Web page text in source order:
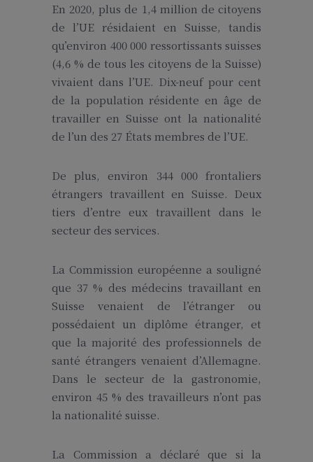
En 2020, plus de 1,4 million de citoyens
de l’UE résidaient en Suisse, tandis
qu’environ 400 000 ressortissants suisses
(4,6 % de tous les citoyens de la Suisse)
vivaient dans l’UE. Dix-neuf pour cent
de la population résidente en âge de
travailler en Suisse ont la nationalité
de l’un des 27 États membres de l’UE.
De plus, environ 344 000 frontaliers
étrangers travaillent en Suisse. Deux
tiers d’entre eux travaillent dans le
secteur des services.
La Commission européenne a souligné
que 37 % des médecins travaillant en
Suisse venaient de l’étranger ou
possédaient un diplôme étranger, et
que la majorité des professionnels de
santé étrangers venaient d’Allemagne.
Dans le secteur de la gastronomie,
environ 45 % des travailleurs n’ont pas
la nationalité suisse.
La Commission a déclaré que si la